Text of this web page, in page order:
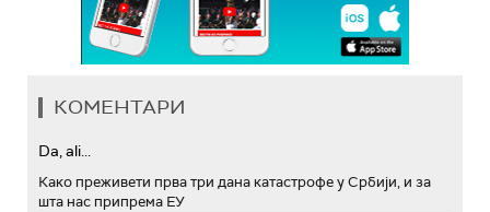
КОМЕНТАРИ
Da, ali...
Како преживети прва три дана катастрофе у Србији, и за
шта нас припрема ЕУ